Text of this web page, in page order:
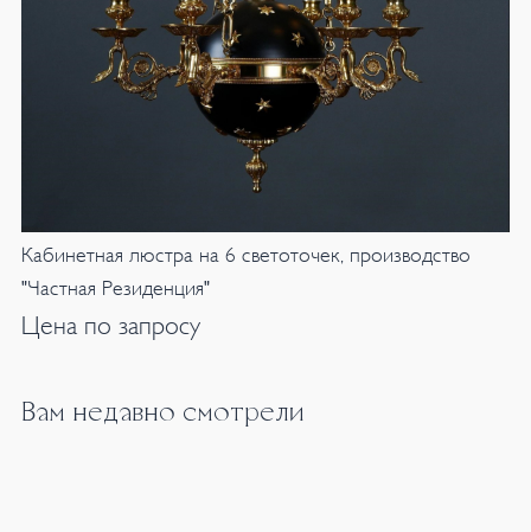
Кабинетная люстра на 6 светоточек, производство
"Частная Резиденция"
Цена по запросу
Вам недавно смотрели